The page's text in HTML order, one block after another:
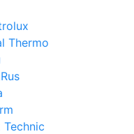
Thermo
Technic